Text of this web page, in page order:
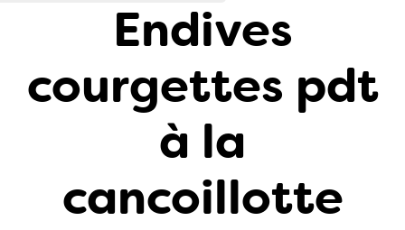
Endives
courgettes pdt
à la
cancoillotte